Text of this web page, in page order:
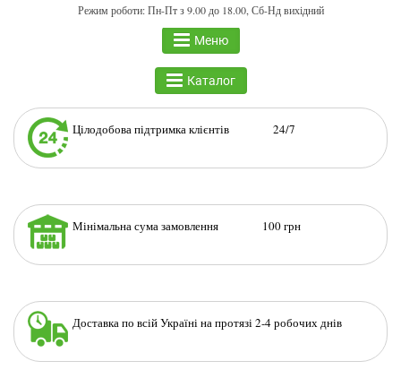
Режим роботи: Пн-Пт з 9.00 до 18.00, Сб-Нд вихідний
Меню
Каталог
Цілодобова підтримка клієнтів 24/7
Мінімальна сума замовлення 100 грн
Доставка по всій Україні на протязі 2-4 робочих днів